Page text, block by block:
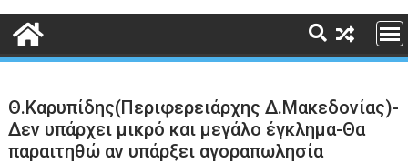
Θ.Καρυπίδης(Περιφερειάρχης Δ.Μακεδονίας)-
Δεν υπάρχει μικρό και μεγάλο έγκλημα-Θα
παραιτηθώ αν υπάρξει αγοραπωλησία